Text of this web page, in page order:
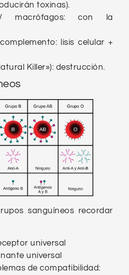
toxinas).
/ macrófagos: con la
lisis celular +
Killer»): destrucción.
sanguíneos recordar
universal
universal
de compatibilidad: